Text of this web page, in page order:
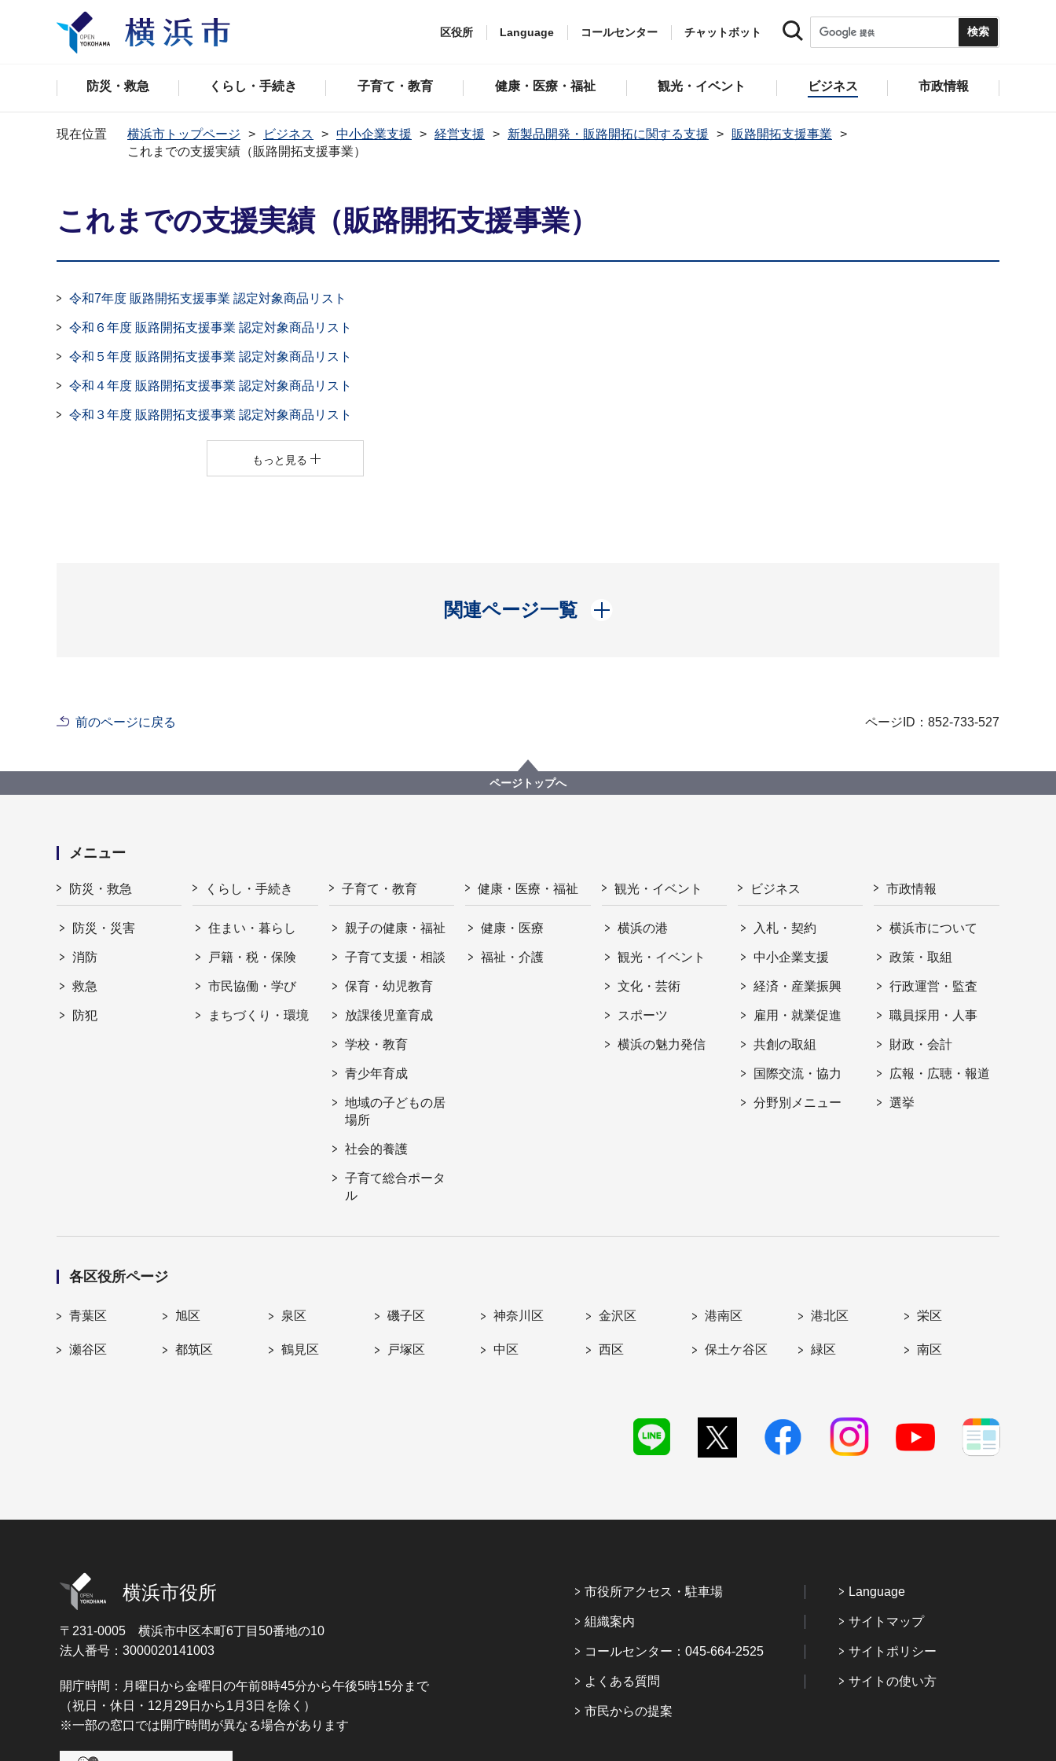
区役所 Language コールセンター チャットボット
防災・救急 くらし・手続き 子育て・教育 健康・医療・福祉 観光・イベント ビジネス 市政情報
現在位置 横浜市トップページ ビジネス 中小企業支援 経営支援 新製品開発・販路開拓に関する支援
販路開拓支援事業
これまでの支援実績（販路開拓支援事業）
これまでの支援実績（販路開拓支援事業）
令和7年度 販路開拓⽀援事業 認定対象商品リスト
令和６年度 販路開拓⽀援事業 認定対象商品リスト
令和５年度 販路開拓⽀援事業 認定対象商品リスト
令和４年度 販路開拓⽀援事業 認定対象商品リスト
令和３年度 販路開拓⽀援事業 認定対象商品リスト
もっと見る
関連ページ一覧
開く
前のページに戻る ページID：852-733-527
ページトップへ
メニュー
防災・救急
防災・災害
消防
救急
防犯
くらし・手続き
住まい・暮らし
戸籍・税・保険
市民協働・学び
まちづくり・環境
子育て・教育
親子の健康・福祉
子育て支援・相談
保育・幼児教育
放課後児童育成
学校・教育
青少年育成
地域の子どもの居
場所
社会的養護
子育て総合ポータ
ル
健康・医療・福祉
健康・医療
福祉・介護
観光・イベント
横浜の港
観光・イベント
文化・芸術
スポーツ
横浜の魅力発信
ビジネス
入札・契約
中小企業支援
経済・産業振興
雇用・就業促進
共創の取組
国際交流・協力
分野別メニュー
市政情報
横浜市について
政策・取組
行政運営・監査
職員採用・人事
財政・会計
広報・広聴・報道
選挙
各区役所ページ
青葉区 旭区 泉区 磯子区 神奈川区 金沢区 港南区 港北区 栄区
瀬谷区 都筑区 鶴見区 戸塚区 中区 西区 保土ケ谷区 緑区 南区
横浜市役所
〒231-0005 横浜市中区本町6丁目50番地の10
法人番号：3000020141003
開庁時間：月曜日から金曜日の午前8時45分から午後5時15分まで
（祝日・休日・12月29日から1月3日を除く）
※一部の窓口では開庁時間が異なる場合があります
市役所アクセス・駐車場
組織案内
コールセンター：045-664-2525
よくある質問
市民からの提案
Language
サイトマップ
サイトポリシー
サイトの使い方